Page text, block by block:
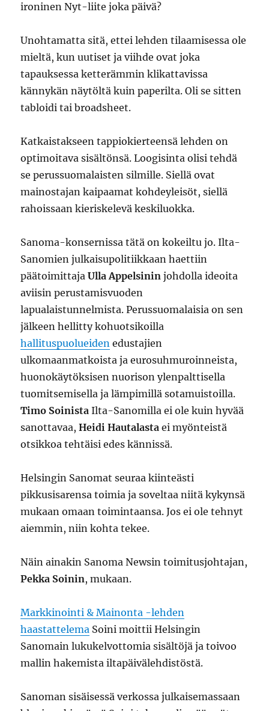
ironinen Nyt-liite joka päivä?
Unohtamatta sitä, ettei lehden tilaamisessa ole
mieltä, kun uutiset ja viihde ovat joka
tapauksessa ketterämmin klikattavissa
kännykän näytöltä kuin paperilta. Oli se sitten
tabloidi tai broadsheet.
Katkaistakseen tappiokierteensä lehden on
optimoitava sisältönsä. Loogisinta olisi tehdä
se perussuomalaisten silmille. Siellä ovat
mainostajan kaipaamat kohdeyleisöt, siellä
rahoissaan kieriskelevä keskiluokka.
Sanoma-konsernissa tätä on kokeiltu jo. Ilta-
Sanomien julkaisupolitiikkaan haettiin
päätoimittajaUlla Appelsinin johdolla ideoita
aviisin perustamisvuoden
lapualaistunnelmista. Perussuomalaisia on sen
jälkeen hellitty kohuotsikoilla
hallituspuolueiden edustajien
ulkomaanmatkoista ja eurosuhmuroinneista,
huonokäytöksisen nuorison ylenpalttisella
tuomitsemisella ja lämpimillä sotamuistoilla.
Timo Soinista Ilta-Sanomilla ei ole kuin hyvää
sanottavaa,Heidi Hautalasta ei myönteistä
otsikkoa tehtäisi edes kännissä.
Helsingin Sanomat seuraa kiinteästi
pikkusisarensa toimia ja soveltaa niitä kykynsä
mukaan omaan toimintaansa. Jos ei ole tehnyt
aiemmin, niin kohta tekee.
Näin ainakin Sanoma Newsin toimitusjohtajan,
Pekka Soinin, mukaan.
Markkinointi & Mainonta -lehden
haastattelema Soini moittii Helsingin
Sanomain lukukelvottomia sisältöjä ja toivoo
mallin hakemista iltapäivälehdistöstä.
Sanoman sisäisessä verkossa julkaisemassaan